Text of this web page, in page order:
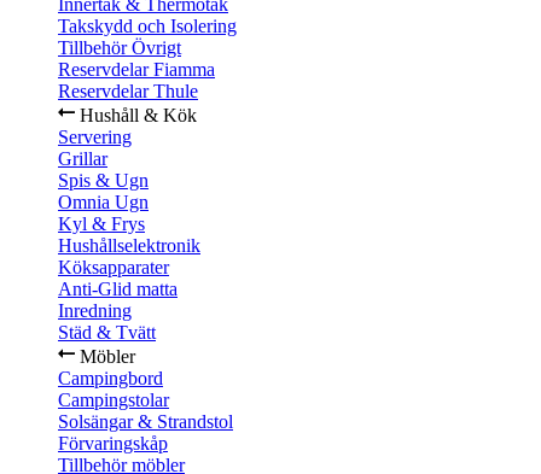
Innertak & Thermotak
Takskydd och Isolering
Tillbehör Övrigt
Reservdelar Fiamma
Reservdelar Thule
Hushåll & Kök
Servering
Grillar
Spis & Ugn
Omnia Ugn
Kyl & Frys
Hushållselektronik
Köksapparater
Anti-Glid matta
Inredning
Städ & Tvätt
Möbler
Campingbord
Campingstolar
Solsängar & Strandstol
Förvaringskåp
Tillbehör möbler